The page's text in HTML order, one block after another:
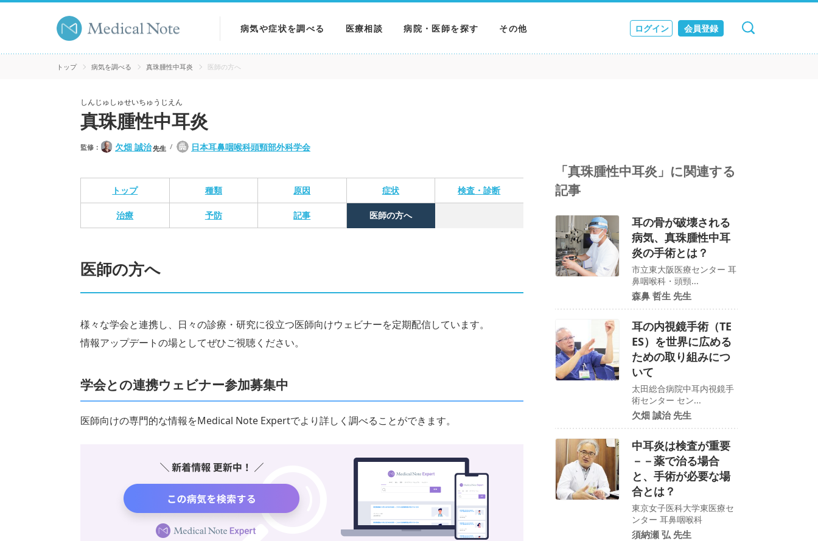
病気や症状を調べる
病気を調べる
医療相談 病院・医師を探す
病院を探す
その他
MNニュース
ログイン 会員登録
検索 キャンセル
トップ 病気を調べる 真珠腫性中耳炎 医師の方へ
しんじゅしゅせいちゅうじえん
真珠腫性中耳炎
監修： 欠畑 誠治先生 日本耳鼻咽喉科頭頸部外科学会
トップ 種類 原因 症状 検査・診断
治療 予防 記事 医師の方へ
医師の方へ
様々な学会と連携し、日々の診療・研究に役立つ医師向けウェビナーを定期配信しています。
情報アップデートの場としてぜひご視聴ください。
学会との連携ウェビナー参加募集中
医師向けの専門的な情報をMedical Note Expertでより詳しく調べることができます。
「真珠腫性中耳炎」に関連する
記事
耳の骨が破壊される
病気、真珠腫性中耳
炎の手術とは？
市立東大阪医療センター 耳
鼻咽喉科・頭頸...
森鼻 哲生 先生
耳の内視鏡手術（TE
ES）を世界に広める
ための取り組みにつ
いて
太田総合病院中耳内視鏡手
術センター セン...
欠畑 誠治 先生
中耳炎は検査が重要
－－薬で治る場合
と、手術が必要な場
合とは？
東京女子医科大学東医療セ
ンター 耳鼻咽喉科
須納瀬 弘 先生